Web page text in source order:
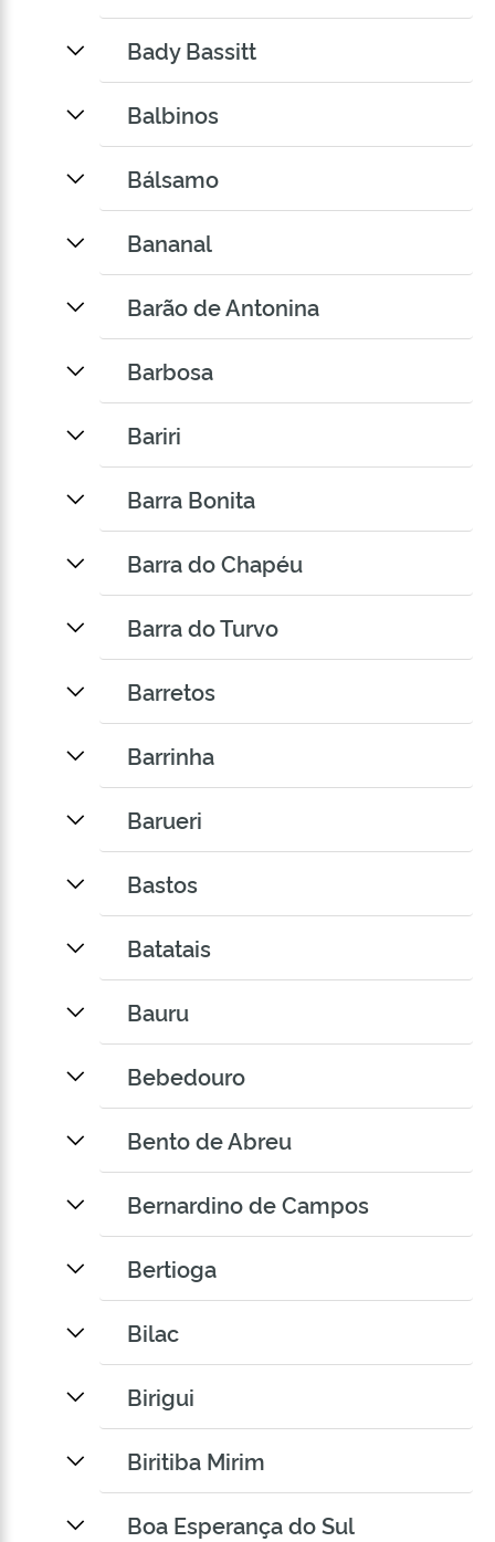
Bady Bassitt
Balbinos
Bálsamo
Bananal
Barão de Antonina
Barbosa
Bariri
Barra Bonita
Barra do Chapéu
Barra do Turvo
Barretos
Barrinha
Barueri
Bastos
Batatais
Bauru
Bebedouro
Bento de Abreu
Bernardino de Campos
Bertioga
Bilac
Birigui
Biritiba Mirim
Boa Esperança do Sul